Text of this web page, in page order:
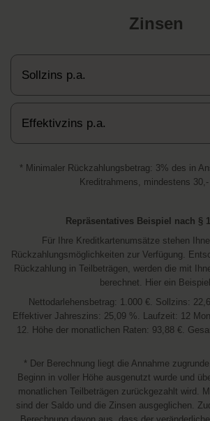
Zinsen
Sollzins p.a.
Effektivzins p.a.
* Minimaler Rückzahlungsbetrag: 3% des in
Kreditrahmens, mindestens 30,-
Repräsentatives Beispiel nach §
Für Ihre Kreditkartenumsätze stehen
Rückzahlungsmöglichkeiten zur Verfügung.
Rückzahlung in Teilbeträgen, werden die mit
berechnet. Hier ein
Nettodarlehensbetrag: 1.000 €. Sollzins:
Effektiver Jahreszins: 25,09 %. Laufzeit: 12
12. Höhe der monatlichen Raten: 93,88 €.
* Der Berechnung liegt die Annahme
Beginn in voller Höhe ausgenutzt wurde und
monatlichen Teilbeträgen zurückgezahlt wird.
sind der Saldo und die Zinsen ausgeglichen.